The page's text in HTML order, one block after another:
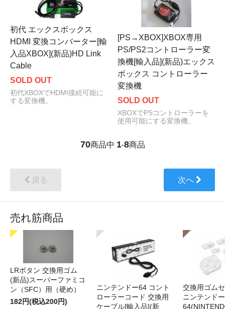
初代 エックスボックス
HDMI 変換コンバーター[輸
入品XBOX](新品)HD Link
Cable
SOLD OUT
初代XBOXでHDMI接続可能に
する変換機。
[PS→XBOX]XBOX専用
PS/PS2コントローラー変
換機[輸入品](新品)エックス
ボックス コントローラー
変換機
SOLD OUT
XBOXでPSコントローラーを
使用可能にする変換機。
70商品中 1-8商品
戻る 次へ
売れ筋商品
LRボタン 交換用ゴム
(新品)スーパーファミコ
ン（SFC）用（硬め）
182円(税込200円)
ニンテンドー64 コント
ローラーコード 交換用
ケーブル[輸入品](新
交換用ゴム
ニンテンドー